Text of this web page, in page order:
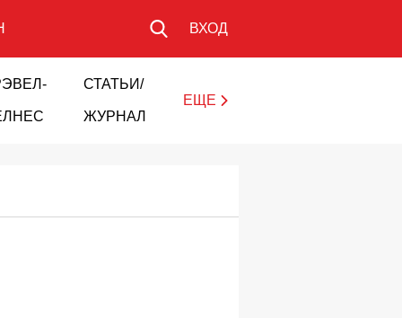
ВХОД
СТАТЬИ/
ЖУРНАЛ
ЕЩЕ